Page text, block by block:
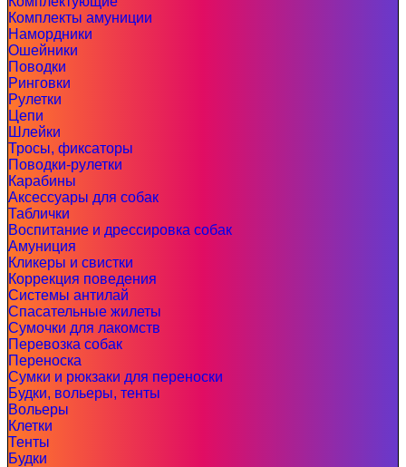
Комплекты амуниции
Намордники
Ошейники
Поводки
Ринговки
Рулетки
Цепи
Шлейки
Тросы, фиксаторы
Поводки-рулетки
Карабины
Аксессуары для собак
Таблички
Воспитание и дрессировка собак
Амуниция
Кликеры и свистки
Коррекция поведения
Системы антилай
Спасательные жилеты
Сумочки для лакомств
Перевозка собак
Переноска
Сумки и рюкзаки для переноски
Будки, вольеры, тенты
Вольеры
Клетки
Тенты
Будки